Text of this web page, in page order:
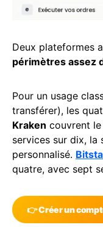
Deux plateformes
périmètres assez
Pour un usage
transférer), les
Kraken couvrent
services sur dix, la
personnalisé.
quatre, avec sept
👉 Créer un